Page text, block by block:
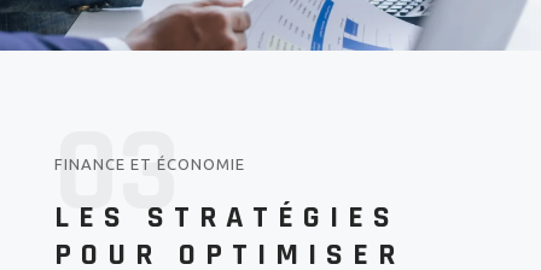
03
FINANCE ET ÉCONOMIE
LES STRATÉGIES
POUR OPTIMISER